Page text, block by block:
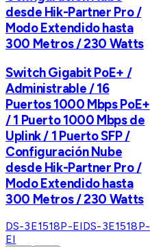
desde Hik-Partner Pro /
Modo Extendido hasta
300 Metros / 230 Watts
Switch Gigabit PoE+ /
Administrable / 16
Puertos 1000 Mbps PoE+
/ 1 Puerto 1000 Mbps de
Uplink / 1 Puerto SFP /
Configuración Nube
desde Hik-Partner Pro /
Modo Extendido hasta
300 Metros / 230 Watts
DS-3E1518P-EIDS-3E1518P-
EI